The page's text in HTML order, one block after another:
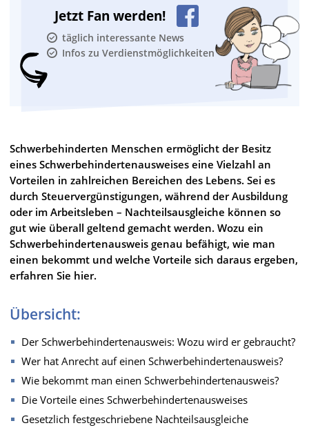
Jetzt Fan werden!
täglich interessante News
Infos zu Verdienstmöglichkeiten
Schwerbehinderten Menschen ermöglicht der Besitz
eines Schwerbehindertenausweises eine Vielzahl an
Vorteilen in zahlreichen Bereichen des Lebens. Sei es
durch Steuervergünstigungen, während der Ausbildung
oder im Arbeitsleben – Nachteilsausgleiche können so
gut wie überall geltend gemacht werden. Wozu ein
Schwerbehindertenausweis genau befähigt, wie man
einen bekommt und welche Vorteile sich daraus ergeben,
erfahren Sie hier.
Übersicht:
Der Schwerbehindertenausweis: Wozu wird er gebraucht?
Wer hat Anrecht auf einen Schwerbehindertenausweis?
Wie bekommt man einen Schwerbehindertenausweis?
Die Vorteile eines Schwerbehindertenausweises
Gesetzlich festgeschriebene Nachteilsausgleiche